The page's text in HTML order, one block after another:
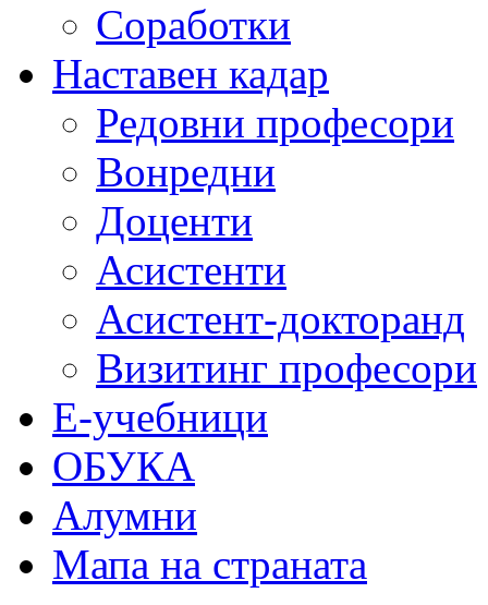
Соработки
Наставен кадар
Редовни професори
Вонредни
Доценти
Асистенти
Асистент-докторанд
Визитинг професори
Е-учебници
ОБУКА
Алумни
Мапа на страната